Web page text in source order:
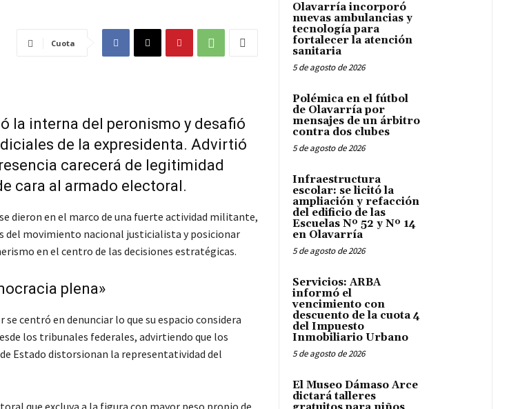
Cuota
la interna del peronismo y desafió
de la expresidenta. Advirtió
carecerá de legitimidad
cara al armado electoral.
dieron en el marco de una fuerte actividad militante,
del movimiento nacional justicialista y posicionar
en el centro de las decisiones estratégicas.
plena»
centró en denunciar lo que su espacio considera
los tribunales federales, advirtiendo que los
Estado distorsionan la representatividad del
Olavarría incorporó
nuevas ambulancias y
tecnología para
fortalecer la atención
sanitaria
5 de agosto de 2026
Polémica en el fútbol
de Olavarría por
mensajes de un árbitro
contra dos clubes
5 de agosto de 2026
Infraestructura
escolar: se licitó la
ampliación y refacción
del edificio de las
Escuelas Nº 52 y Nº 14
en Olavarría
5 de agosto de 2026
Servicios: ARBA
informó el
vencimiento con
descuento de la cuota 4
del Impuesto
Inmobiliario Urbano
5 de agosto de 2026
El Museo Dámaso Arce
dictará talleres